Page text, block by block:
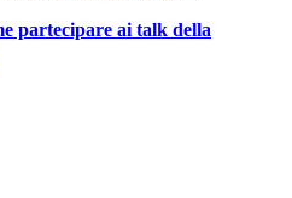
partecipare ai talk della